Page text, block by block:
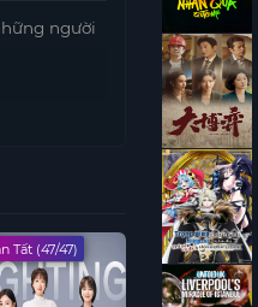
người
Tất (47/47) Vietsub - HD